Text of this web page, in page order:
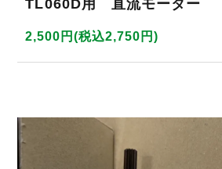
TL060D用 直流モーター
2,500円(税込2,750円)